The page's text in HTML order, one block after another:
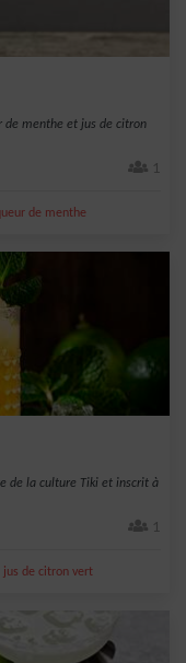
de menthe et jus de citron
1
de menthe
de la culture Tiki et inscrit à
1
jus de citron vert